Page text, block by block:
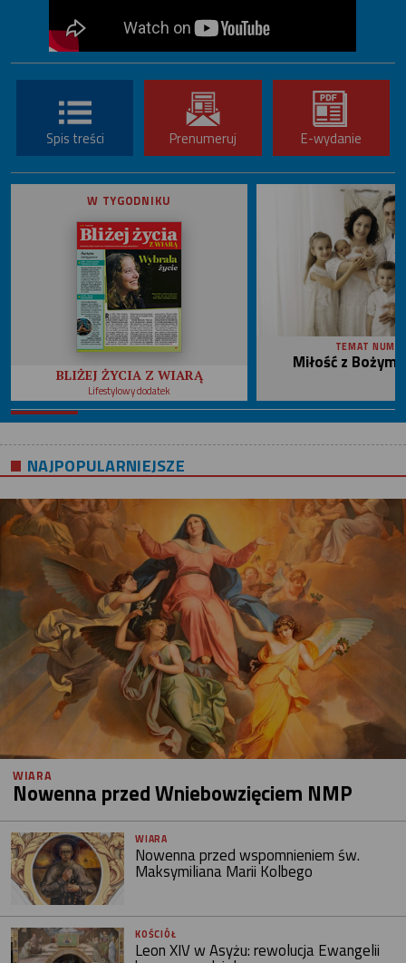
Spis treści Prenumeruj E-wydanie
W TYGODNIKU
BLIŻEJ ŻYCIA Z WIARĄ
Lifestylowy dodatek
TEMAT
Miłość z
NAJPOPULARNIEJSZE
WIARA
Nowenna przed Wniebowzięciem NMP
WIARA
Nowenna przed wspomnieniem św.
Maksymiliana Marii Kolbego
KOŚCIÓŁ
Leon XIV w Asyżu: rewolucja Ewangelii